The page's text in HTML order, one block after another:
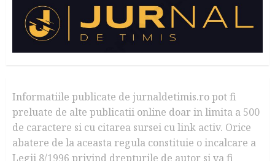
Informatiile publicate de jurnaldetimis.ro pot fi
preluate de alte publicatii online doar in limita a 500
de caractere si cu citarea sursei cu link activ. Orice
abatere de la aceasta regula constituie o incalcare a
Legii 8/1996 privind drepturile de autor si va fi